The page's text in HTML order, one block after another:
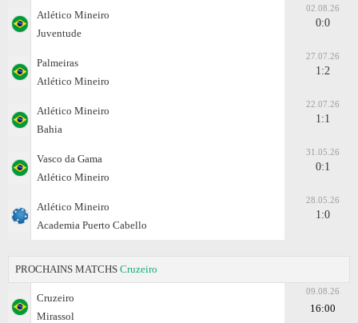
Atlético Mineiro
Juventude
02.08.26
0:0
Palmeiras
Atlético Mineiro
27.07.26
1:2
Atlético Mineiro
Bahia
22.07.26
1:1
Vasco da Gama
Atlético Mineiro
31.05.26
0:1
Atlético Mineiro
Academia Puerto Cabello
28.05.26
1:0
PROCHAINS MATCHS Cruzeiro
Cruzeiro
Mirassol
09.08.26
16:00